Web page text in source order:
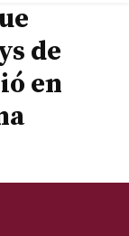
de
en